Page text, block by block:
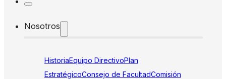
Nosotros
HistoriaEquipo DirectivoPlan
EstratégicoConsejo de FacultadComisión